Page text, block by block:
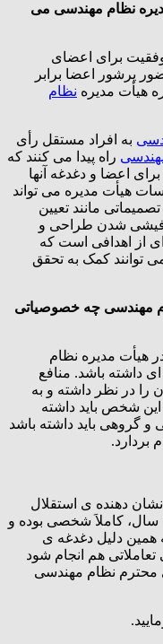
نظام مهندسی می
برای اعضای
پرشور اعضا برابر
هیأت مدیره نظام
به افراد مستقل رأی
راه پیدا می کنند که
اعضا و دغدغه آنها
هیأت مدیره می تواند
مانند تعیین
فیشی شدن طراحی و
از اهدافی است که
توانند کمک به تحقق
مهندسی چه خصوصیاتی
هیأت مدیره نظام
داشته باشد. منافع
در نظر داشته و به
شخص باید داشته
و گروهی باید داشته باشد
بردارد.
نشان دهنده ی استقلال
رأی بنده هست. تمام فعالیت های این ۱۷ سال، کاملاَ شخصی بوده و
همین دلیل دغدغه ی
هم انجام شود
محترم نظام مهندسی